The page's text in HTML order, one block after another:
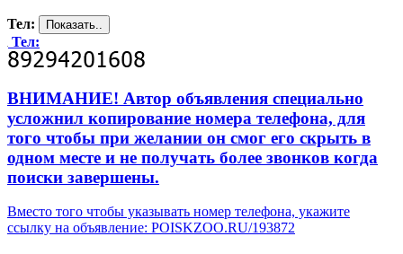
Тел:
Тел:
ВНИМАНИЕ! Автор объявления специально
усложнил копирование номера телефона, для
того чтобы при желании он смог его скрыть в
одном месте и не получать более звонков когда
поиски завершены.
Вместо того чтобы указывать номер телефона, укажите
ссылку на объявление: POISKZOO.RU/193872